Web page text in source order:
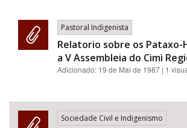
Pastoral Indigenista
Relatorio sobre os Pataxo-
a V Assembleia do Cimi
Adicionado: 19 de Mai de 1987 | 1
Sociedade Civil e Indigenismo